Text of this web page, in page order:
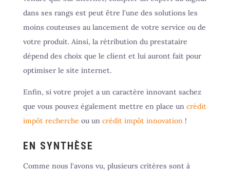
dans ses rangs est peut être l'une des solutions les
moins couteuses au lancement de votre service ou de
votre produit. Ainsi, la rétribution du prestataire
dépend des choix que le client et lui auront fait pour
optimiser le site internet.
Enfin, si votre projet a un caractère innovant sachez
que vous pouvez également mettre en place un crédit
impôt recherche ou un crédit impôt innovation!
EN SYNTHÈSE
Comme nous l'avons vu, plusieurs critères sont à